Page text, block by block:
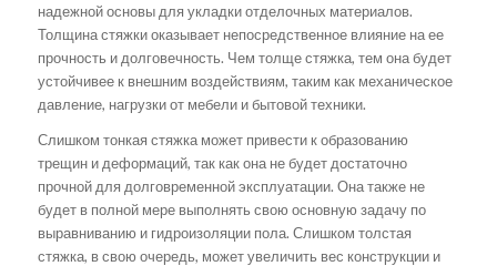
надежной основы для укладки отделочных материалов.
Толщина стяжки оказывает непосредственное влияние на ее
прочность и долговечность. Чем толще стяжка, тем она будет
устойчивее к внешним воздействиям, таким как механическое
давление, нагрузки от мебели и бытовой техники.
Слишком тонкая стяжка может привести к образованию
трещин и деформаций, так как она не будет достаточно
прочной для долговременной эксплуатации. Она также не
будет в полной мере выполнять свою основную задачу по
выравниванию и гидроизоляции пола. Слишком толстая
стяжка, в свою очередь, может увеличить вес конструкции и